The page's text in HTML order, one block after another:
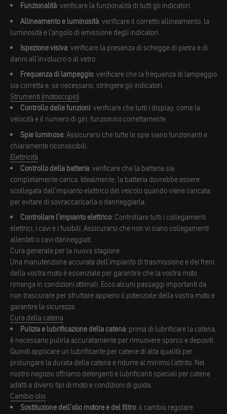
Funzionalità: verificare la funzionalità di tutti gli indicatori.
Allineamento e luminosità: verificare il corretto allineamento, la
luminosità e l'angolo di emissione degli indicatori.
Ispezione visiva: verificare la presenza di schegge di pietra e di
danni all'involucro o al vetro.
Frequenza di lampeggio: verificare che la frequenza di lampeggio
sia corretta e, se necessario, stringere gli indicatori.
Strumenti (motoscopio)
Controllo delle funzioni: verificare che tutti i display, come la
velocità e il numero di giri, funzionino correttamente.
Spie luminose: Assicurarsi che tutte le spie siano funzionanti e
chiaramente riconoscibili.
Elettricità
Controllo della batteria: verificare che la batteria sia
completamente carica. Idealmente, la batteria dovrebbe essere
scollegata dall'impianto elettrico del veicolo quando viene caricata,
per evitare di sovraccaricarla o danneggiarla.
Controllare l'impianto elettrico: Controllare tutti i collegamenti
elettrici, i cavi e i fusibili. Assicurarsi che non vi siano collegamenti
allentati o cavi danneggiati.
Cura generale per la nuova stagione
Una manutenzione accurata dell'impianto di trasmissione e dei freni
della vostra moto è essenziale per garantire che la vostra moto
rimanga in condizioni ottimali. Ecco alcuni passaggi importanti da
non trascurare per sfruttare appieno il potenziale della vostra moto e
garantire la sicurezza.
Cura della catena
Pulizia e lubrificazione della catena: prima di lubrificare la catena,
è necessario pulirla accuratamente per rimuovere sporco e depositi.
Quindi applicare un lubrificante per catene di alta qualità per
prolungare la durata della catena e ridurre al minimo l'attrito. Nel
nostro negozio offriamo detergenti e lubrificanti speciali per catene
adatti a diversi tipi di moto e condizioni di guida.
Cambio olio
Sostituzione dell'olio motore e del filtro: il cambio regolare